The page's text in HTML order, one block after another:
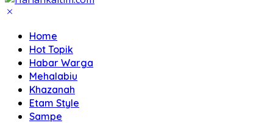
Home
Hot Topik
Habar Warga
Mehalabiu
Khazanah
Etam Style
Sampe